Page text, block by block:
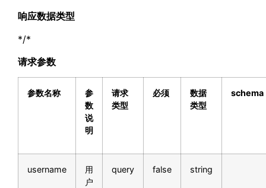
响应数据类型
*/*
请求参数
参数名称
参
数
说
明
请求
类型
必须
数据
类型
schema
username
用
户
query false string